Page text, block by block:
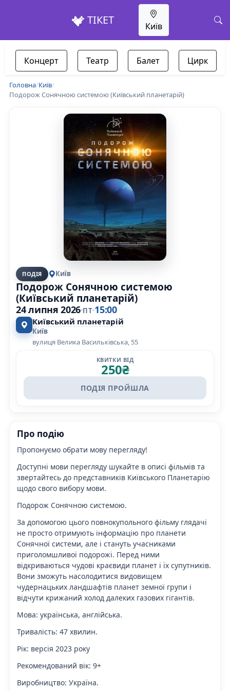
ТІКЕТ Київ
Концерт Театр Балет Цирк
Головна/Київ/
Подорож Сонячною системою (Київський планетарій)
ПОДІЯ Київ
Подорож Сонячною системою
(Київський планетарій)
24 липня 2026 ПТ 15:00
Київський планетарій
Київ
вулиця Велика Васильківська, 55
КВИТКИ ВІД
250₴
ПОДІЯ ПРОЙШЛА
Про подію
Пропонуємо обрати мову перегляду!
Доступні мови перегляду шукайте в описі фільмів та
звертайтесь до представників Київського Планетарію
щодо свого вибору мови.
Подорож Сонячною системою.
За допомогою цього повнокупольного фільму глядачі
не просто отримують інформацію про планети
Сонячної системи, але і стануть учасниками
приголомшливої подорожі. Перед ними
відкриваються чудові краєвиди планет і їх супутників.
Вони зможуть насолодитися видовищем
чудернацьких ландшафтів планет земної групи і
відчути крижаний холод далеких газових гігантів.
Мова: українська, англійська.
Тривалість: 47 хвилин.
Рік: версія 2023 року
Рекомендований вік: 9+
Виробництво: Україна.